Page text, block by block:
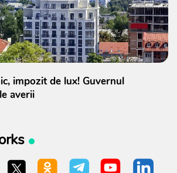
impozit de lux! Guvernul
averii